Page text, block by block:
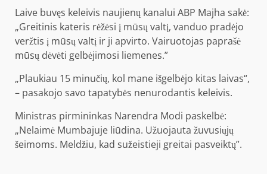
Laive buvęs keleivis naujienų kanalui ABP Majha sakė:
„Greitinis kateris rėžėsi į mūsų valtį, vanduo pradėjo
veržtis į mūsų valtį ir ji apvirto. Vairuotojas paprašė
mūsų dėvėti gelbėjimosi liemenes.”
„Plaukiau 15 minučių, kol mane išgelbėjo kitas laivas“,
– pasakojo savo tapatybės nenurodantis keleivis.
Ministras pirmininkas Narendra Modi paskelbė:
„Nelaimė Mumbajuje liūdina. Užuojauta žuvusiųjų
šeimoms. Meldžiu, kad sužeistieji greitai pasveiktų”.